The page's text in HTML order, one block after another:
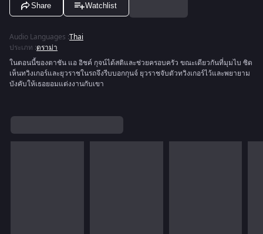
Share Watchlist
Audio Languages :Thai
ประเภท :ดราม่า
ในตอนนี้ของตาชัน แอ อิชค์ กุจน์ได้สติและช่วยครอบครัว ขณะเดียวกันที่มุมไบ ซิด
เห็นทวิงเกอร์และยุวราชในรถจึงรีบบอกกุนจ์ ยุวราชจับตัวทวิงเกอร์ไว้และพยายาม
บังคับให้เธอยอมแต่งงานกับเขา